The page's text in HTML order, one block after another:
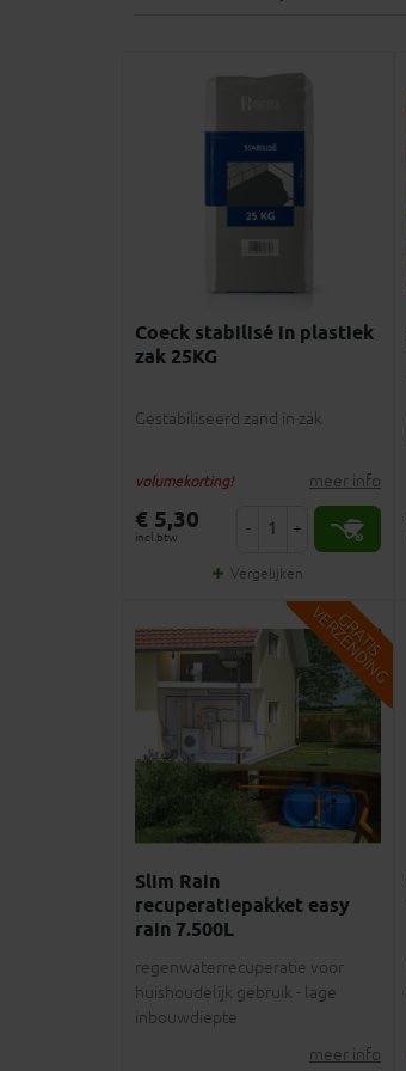
Coeck stabilisé in plastiek
zak 25KG
Gestabiliseerd zand in zak
volumekorting! meer info
€ 5,30
incl.btw - +
Vergelijken
G
R
A
T
I
S
V
E
R
Z
E
N
D
I
N
G
Slim Rain
recuperatiepakket easy
rain 7.500L
regenwaterrecuperatie voor
huishoudelijk gebruik - lage
inbouwdiepte
meer info